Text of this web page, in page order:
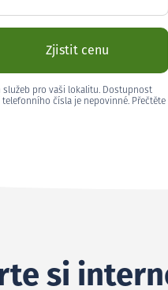
Zjistit cenu
pro vaši lokalitu. Dostupnost
čísla je nepovinné. Přečtěte
si